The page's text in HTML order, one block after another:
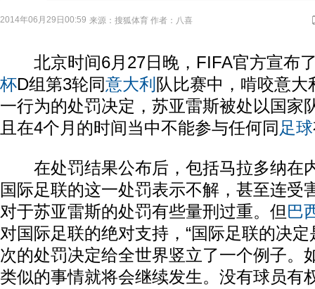
2014年06月29日00:59 来源： 搜狐体育 作者：八喜
北京时间6月27日晚，FIFA官方宣布
杯D组第3轮同意大利 队比赛中，啃咬意
一行为的处罚决定，苏亚雷斯被处以国家
且在4个月的时间当中不能参与任何同 足球
在处罚结果公布后，包括马拉多纳在
国际足联的这一处罚表示不解，甚至连受
对于苏亚雷斯的处罚有些量刑过重。但巴
对国际足联的绝对支持，“国际足联的决
次的处罚决定给全世界竖立了一个例子。
类似的事情就将会继续发生。没有球员有